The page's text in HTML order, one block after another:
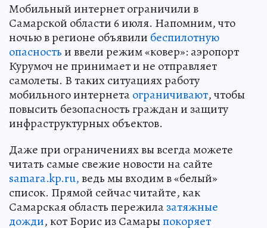
Мобильный интернет ограничили в
Самарской области 6 июля. Напомним, что
ночью в регионе объявили беспилотную
опасностьи ввели режим «ковер»: аэропорт
Курумоч не принимает и не отправляет
самолеты. В таких ситуациях работу
мобильного интернетаограничивают, чтобы
повысить безопасность граждан и защиту
инфраструктурных объектов.
Даже при ограничениях вы всегда можете
читать самые свежие новости на сайте
samara.kp.ru,ведь мы входим в «белый»
список. Прямой сейчас читайте, как
Самарская область пережилазатяжные
дожди, кот Борис из Самарыпокоряет